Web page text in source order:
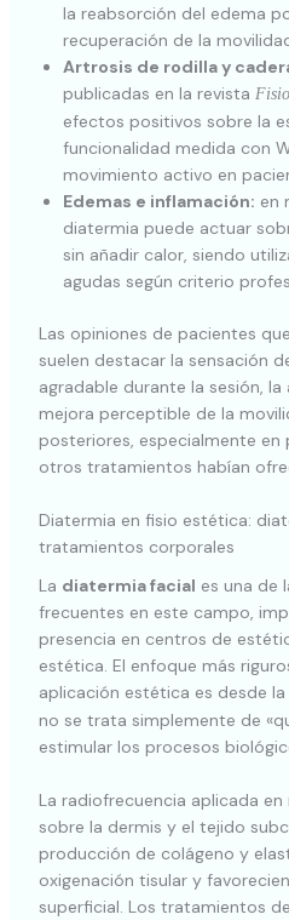
la reabsorción del edema
recuperación de la
Artrosis de rodilla y
publicadas en la revista
efectos positivos sobre la
funcionalidad medida con
movimiento activo en
Edemas e inflamación: en
diatermia puede actuar
sin añadir calor, siendo
agudas según criterio
Las opiniones de pacientes
suelen destacar la sensación
agradable durante la sesión,
mejora perceptible de la
posteriores, especialmente
otros tratamientos habían
Diatermia en fisio estética:
tratamientos corporales
La diatermia facial es una de
frecuentes en este campo,
presencia en centros de
estética. El enfoque más
aplicación estética es desde la
no se trata simplemente de
estimular los procesos
La radiofrecuencia aplicada
sobre la dermis y el tejido
producción de colágeno y
oxigenación tisular y
superficial. Los tratamientos de